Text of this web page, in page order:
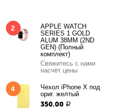
2
APPLE WATCH
SERIES 1 GOLD
ALUM 38MM (2ND
GEN) (Полный
комплект)
Свяжитесь с нами
насчёт цены
4
Чехол iPhone X под
ориг. желтый
350.00 Р